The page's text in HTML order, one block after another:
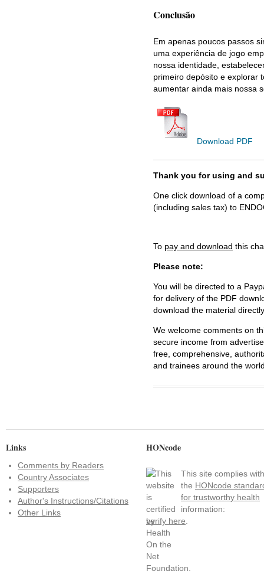
Conclusão
Em apenas poucos passos
uma experiência de jogo
nossa identidade,
primeiro depósito e explorar
aumentar ainda mais nossa
Download PDF
Thank you for using and
One click download of a
(including sales tax) to
To pay and download this
Please note:
You will be directed to a
for delivery of the PDF
download the material
We welcome comments on
secure income from
free, comprehensive,
and trainees around the
Links
Comments by Readers
Country Associates
Supporters
Author's Instructions/Citations
Other Links
HONcode
This site complies with
the HONcode
for trustworthy health
information:
verify here